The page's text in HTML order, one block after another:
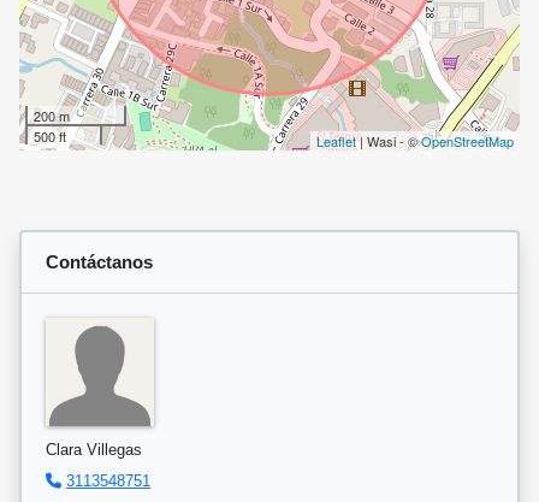
200 m
500 ft
Leaflet| Wasi - ©OpenStreetMap
Contáctanos
Clara Villegas
3113548751